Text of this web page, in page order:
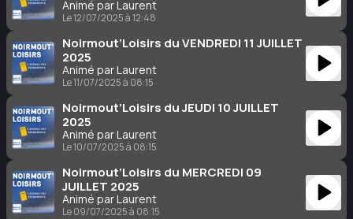
Animé par Laurent
Le 12/07/2025 à 12:48
Noirmout’Loisirs du VENDREDI 11 JUILLET
2025
Animé par Laurent
Le 11/07/2025 à 08:15
Noirmout’Loisirs du JEUDI 10 JUILLET
2025
Animé par Laurent
Le 10/07/2025 à 08:15
Noirmout’Loisirs du MERCREDI 09
JUILLET 2025
Animé par Laurent
Le 09/07/2025 à 08:15